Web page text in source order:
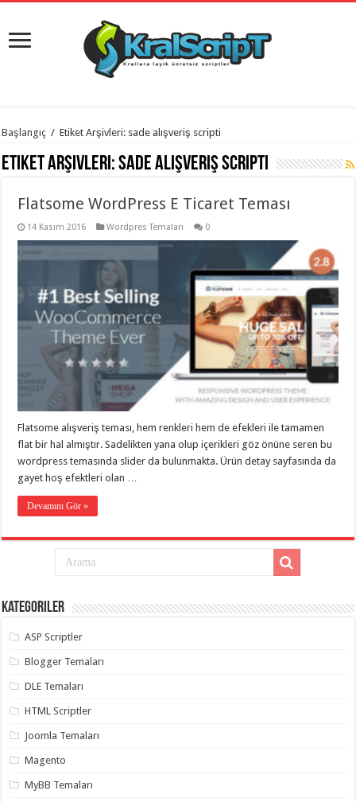
istanbul
evden
eve
organizasyon ,
evden
taşımacılık
evden
taşımacılık,
gaziantep
,
gaziantep
gaziantep
evden
taşımacılık,
gaziantep
taşımacılık,
evden
taşımacılık,
gaziantep
taşıma,
evden
taşımacılık,
gaziantep
organizasyon
gaziantep
organizasyon,
gaziantep
organizasyon
gaziantep
gaziantep
Başlangıç / Etiket Arşivleri: sade alışveriş scripti
Etiket Arşivleri:sade alışveriş scripti
Flatsome WordPress E Ticaret Teması
14 Kasım 2016 Wordpres Temaları 0
Flatsome alışveriş teması, hem renkleri hem de efekleri ile tamamen
flat bir hal almıştır. Sadelikten yana olup içerikleri göz önüne seren bu
wordpress temasında slider da bulunmakta. Ürün detay sayfasında da
gayet hoş efektleri olan …
Devamını Gör »
Kategoriler
ASP Scriptler
Blogger Temaları
DLE Temaları
HTML Scriptler
Joomla Temaları
Magento
MyBB Temaları